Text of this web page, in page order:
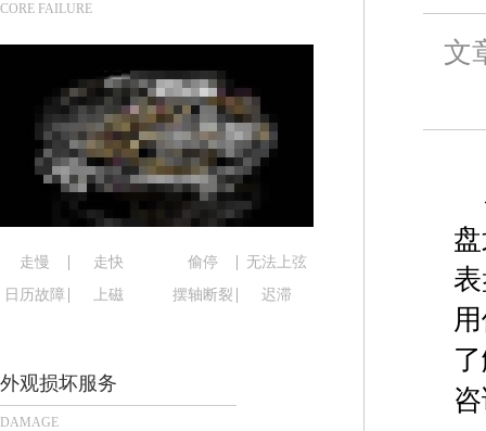
盐城市盐都区世纪大道5号盐城金融城写字楼1号
泰州市海陵区永定东路399号置地商务中心东塔写
宁波市江北区大闸南路500号来福士广场办公楼20
杭州市上城区钱江路1366号华润大厦写字楼A座5
金华市金东区东市南街777号金华万达广场写字楼
绍兴市越城区胜利东路379号世茂天际中心写字楼8
嘉兴市南湖区广益路705号嘉兴世界贸易中心写字
南昌市红谷滩新区红谷中大道998号绿地双子塔（
济南市历下区经十路11111号华润中心写字楼（万
广州市天河区天河路230号万菱汇国际中心写字楼
广州市越秀区环市东路371-375号世界贸易中心大
深圳市罗湖区深南东路5001号华润大厦写字楼17
惠州市惠城区江北文昌一路7号华贸大厦写字楼1
厦门市思明区湖滨东路95号华润大厦写字楼B座11
CORE FAILURE
走慢 走快 偷停
无法上弦
日历故障
上磁 摆轴断裂 迟滞
外观损坏服务
DAMAGE
文